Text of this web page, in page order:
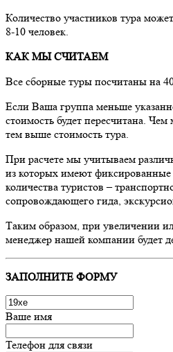
Количество участников тура
8-10 человек.
КАК МЫ СЧИТАЕМ
Все сборные туры посчитаны на
Если Ваша группа меньше
стоимость будет пересчитана.
тем выше стоимость тура.
При расчете мы учитываем
из которых имеют
количества туристов –
сопровождающего гида,
Таким образом, при увеличении
менеджер нашей компании будет
ЗАПОЛНИТЕ ФОРМУ
Ваше имя
Телефон для связи